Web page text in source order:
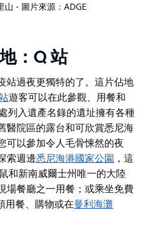
山 - 圖片來源：ADGE
：Q 站
站過夜更獨特的了。這片佔地
遊客可以在此參觀、用餐和
列入遺產名錄的遺址擁有各種
醫院區的露台和可欣賞悉尼海
可以參加令人毛骨悚然的夜
索週邊悉尼海港國家公園 ，這
和新南威爾士州唯一的大陸
場餐廳之一用餐；或乘坐免費
用餐、購物或在曼利海灘